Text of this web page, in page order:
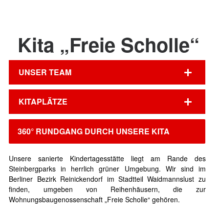
Kita „Freie Scholle“
UNSER TEAM
KITAPLÄTZE
360° RUNDGANG DURCH UNSERE KITA
Unsere sanierte Kindertagesstätte liegt am Rande des
Steinbergparks in herrlich grüner Umgebung. Wir sind im
Berliner Bezirk Reinickendorf im Stadtteil Waidmannslust zu
finden, umgeben von Reihenhäusern, die zur
Wohnungsbaugenossenschaft „Freie Scholle“ gehören.